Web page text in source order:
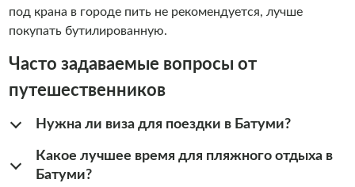
под крана в городе пить не рекомендуется, лучше
покупать бутилированную.
Часто задаваемые вопросы от
путешественников
Нужна ли виза для поездки в Батуми?
Какое лучшее время для пляжного отдыха в
Батуми?